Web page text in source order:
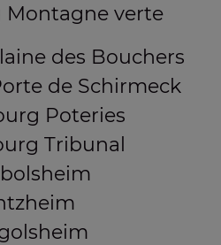
Montagne verte
des Bouchers
de Schirmeck
Poteries
Tribunal